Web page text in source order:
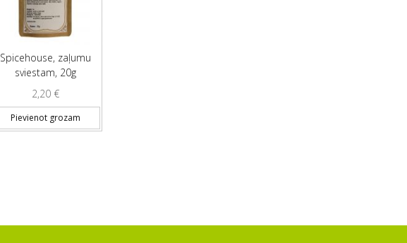
Spicehouse, zaļumu
sviestam, 20g
2,20 €
Pievienot grozam